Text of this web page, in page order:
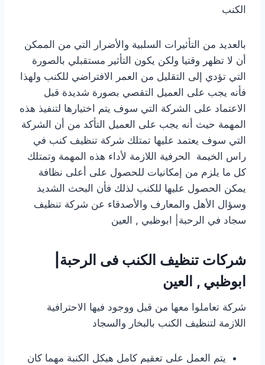
الكنب
بالعديد من التأثيرات السلبية والأضرار التي من الممكن
أن لا تظهر وقتيا ولكن يكون التأثير مستقبلي بالصورة
التي تؤدي إلى التقليل من العمر الافتراضي للكنب ولهذا
فأنه يجب على العميل التقصي بصورة شديدة قبل
الاعتماد على الشركة التي سوف يتم اختيارها لتنفيذ هذه
المهمة حيث أنه يجب على العميل التأكد من أن الشركة
التي سوف يعتمد عليها تمتلك شركة تنظيف كنب في
راس الخيمة الحرفية اللازمة لأداء هذه المهمة وتمتلك
كل ما يلزم من إمكانيات للحصول على أعلى نظافة
يمكن الحصول عليها للكنب لذلك فأن البحث الشديد
وسؤال الأهل والمعارف والأصدقاء عن شركة تنظيف
سجاد في الرحبة| ابوظبي , العين
شركات تنظيف الكنب فى الرحبة|
ابوظبي , العين
شركة تعاملوا معها من قبل ووجود فيها الاحترافية
اللازمة لتنظيف الكنب بالبخار والسجاد
يتم العمل على تعقيم كامل هيكل الكنبة مهما كان